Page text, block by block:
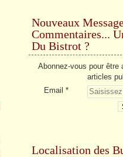
Nouveaux
Commentaires...
Du Bistrot ?
Abonnez-vous pour être
articles
Email
Localisation des